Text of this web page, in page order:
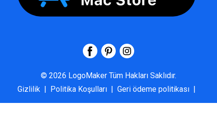
© 2026 LogoMaker Tüm Hakları Saklıdır.
Gizlilik | Politika Koşulları | Geri ödeme politikası |